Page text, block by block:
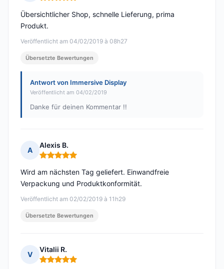
Veröffentlicht am 04/02/2019 à 08h27
Übersichtlicher Shop, schnelle Lieferung, prima
Produkt.
Übersetzte Bewertungen
Antwort von Immersive Display
Veröffentlicht am 04/02/2019
Danke für deinen Kommentar !!
A
Alexis B.
Hinweis: 5 von 5
Veröffentlicht am 02/02/2019 à 11h29
Wird am nächsten Tag geliefert. Einwandfreie
Verpackung und Produktkonformität.
Übersetzte Bewertungen
V
Vitalii R.
Hinweis: 5 von 5